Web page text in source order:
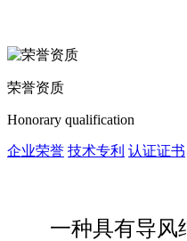
荣誉资质
Honorary qualification
企业荣誉 技术专利 认证证书
一种具有导风